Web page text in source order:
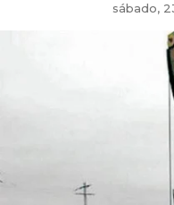
sábado,